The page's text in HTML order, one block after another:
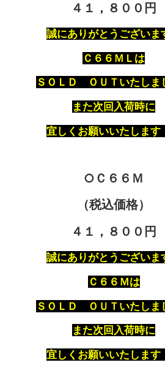
４１，８００円
誠にありがとうございま
Ｃ６６ＭＬは
ＳＯＬＤ ＯＵＴいたしま
また次回入荷時に
宜しくお願いいたします
○Ｃ６６Ｍ
（税込価格）
４１，８００円
誠にありがとうございま
Ｃ６６Ｍは
ＳＯＬＤ ＯＵＴいたしま
また次回入荷時に
宜しくお願いいたします